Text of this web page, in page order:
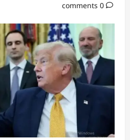
0 comments